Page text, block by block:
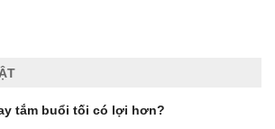
tắm buổi tối có lợi hơn?